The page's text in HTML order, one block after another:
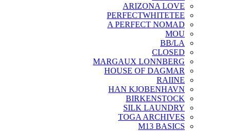
ARIZONA LOVE
PERFECTWHITETEE
A PERFECT NOMAD
MOU
BB/LA
CLOSED
MARGAUX LONNBERG
HOUSE OF DAGMAR
RAIINE
HAN KJOBENHAVN
BIRKENSTOCK
SILK LAUNDRY
TOGA ARCHIVES
M13 BASICS